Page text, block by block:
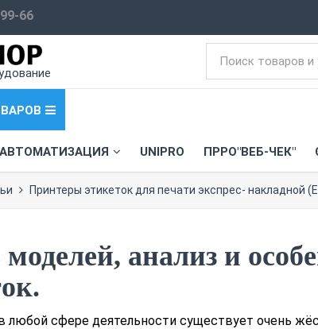
АВТОМАТИЗАЦИЯ UNIPRO ПРРО"ВЕБ-ЧЕК"
66
Принтеры этикеток для печати экспрес- накладной
анализ и
любой сфере деятельности существует очень